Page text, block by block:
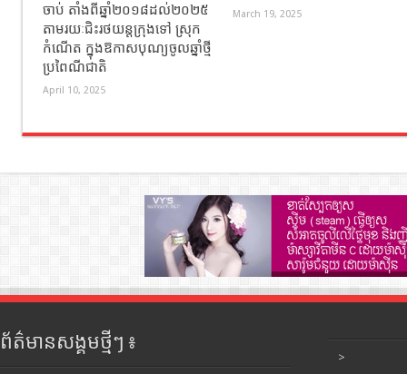
ចាប់ តាំងពីឆ្នាំ២០១៨ដល់២០២៥
តាមរយៈជិះរថយន្ដក្រុងទៅ ស្រុក
កំណើត ក្នុងឱកាសបុណ្យចូលឆ្នាំថ្មី
ប្រពៃណីជាតិ
April 10, 2025
March 19, 2025
ព័ត៌មានសង្គមថ្មីៗ ៖
>